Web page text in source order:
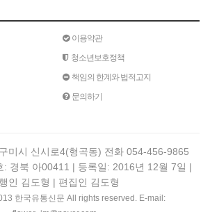
이용약관
청소년보호정책
책임의 한계와 법적고지
문의하기
미시 신시로4(형곡동) 전화 054-456-9865
: 경북 아00411 | 등록일: 2016년 12월 7일 |
인 김도형 | 편집인 김도형
한국유통신문 All rights reserved. E-mail: